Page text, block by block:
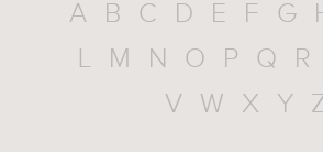
A B C D E F G
L
M N O P Q R
V
W X Y